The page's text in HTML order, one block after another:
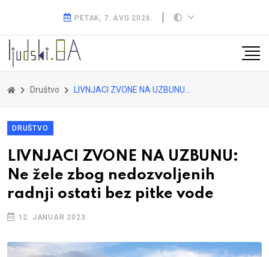
PETAK, 7. AVG 2026.
Društvo LIVNJACI ZVONE NA UZBUNU: Ne žele zbog nedozvoljenih radnji ostati bez pitke vode
DRUŠTVO
LIVNJACI ZVONE NA UZBUNU:
Ne žele zbog nedozvoljenih
radnji ostati bez pitke vode
12. JANUAR 2023.